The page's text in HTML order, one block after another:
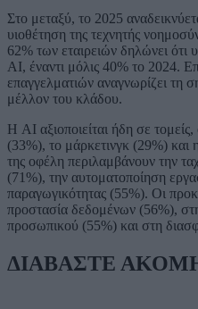
Στο μεταξύ, το 2025
υιοθέτηση της τεχνητής
62% των εταιρειών δηλώνει ότι
AI, έναντι μόλις 40% το 2024.
επαγγελματιών αναγνωρίζει τη
μέλλον του κλάδου.
Η AI αξιοποιείται ήδη σε
(33%), το μάρκετινγκ (29%) και
της οφέλη περιλαμβάνουν την
(71%), την αυτοματοποίηση
παραγωγικότητας (55%). Οι
προστασία δεδομένων (56%),
προσωπικού (55%) και στη
ΔΙΑΒΑΣΤΕ